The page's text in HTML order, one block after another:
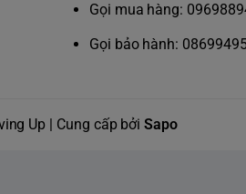
Gọi mua hàng:
Gọi bảo hành:
Up | Cung cấp bởiSapo